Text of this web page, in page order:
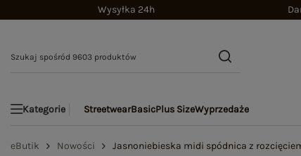
Wysyłka 24h
Kategorie StreetwearBasicPlus SizeWyprzedaże
eButik Nowości Jasnoniebieska midi spódnica z